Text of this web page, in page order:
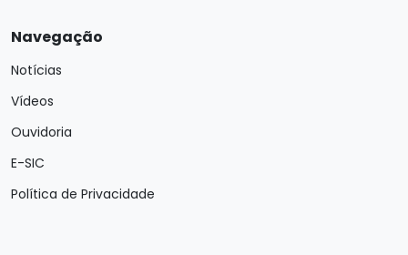
Navegação
Notícias
Vídeos
Ouvidoria
E-SIC
Política de Privacidade